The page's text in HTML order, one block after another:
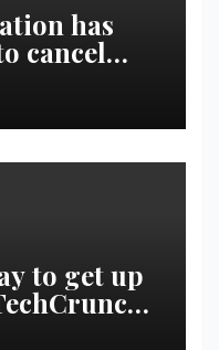
has
cancel
|
to get up
|